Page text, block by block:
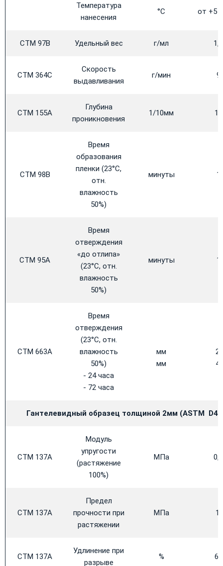
Температура
нанесения
°C от +5
CTM 97B Удельный вес г/мл
CTM 364C
Скорость
выдавливания
г/мин
CTM 155А
Глубина
проникновения
1/10мм
CTM 98B
Время
образования
пленки (23°C,
отн.
влажность
50%)
минуты
CTM 95A
Время
отверждения
«до отлипа»
(23°C, отн.
влажность
50%)
минуты
CTM 663A
Время
отверждения
(23°C, отн.
влажность
50%)
- 24 часа
- 72 часа
мм
мм
Гантелевидный образец толщиной 2мм (ASTM
CTM 137A
Модуль
упругости
(растяжение
100%)
МПа
CTM 137A
Предел
прочности при
растяжении
МПа
CTM 137A
Удлинение при
разрыве
%